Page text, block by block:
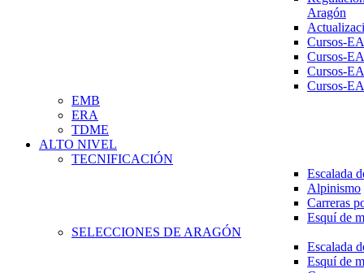
Aragón
Cursos-
Cursos-
Cursos-
Cursos-
EMB
ERA
TDME
ALTO NIVEL
TECNIFICACIÓN
Escalada
Alpinismo
Carreras
Esquí de
SELECCIONES DE ARAGÓN
Escalada
Esquí de